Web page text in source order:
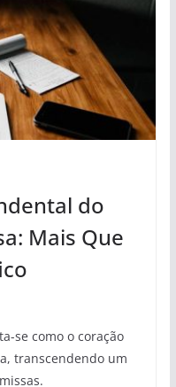
do
Mais Que
se como o coração
transcendendo um